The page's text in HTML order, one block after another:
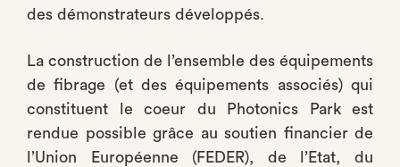
des démonstrateurs développés.
La construction de l’ensemble des équipements
de fibrage (et des équipements associés) qui
constituent le coeur du Photonics Park est
rendue possible grâce au soutien financier de
l’Union Européenne (FEDER), de l’Etat, du